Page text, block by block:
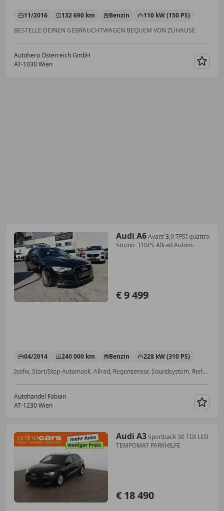
11/2016 132 690 km Benzin
110 kW (150 PS)
BESTELLE DEINEN GEBRAUCHTWAGEN BEQUEM VON ZUHAUSE
Autohero Österreich GmbH
AT-1030 Wien
Audi A6Avant 3,0 TFSI quattro
Stronic 310PS Allrad Autom.
€ 9 499
04/2014 240 000 km Benzin
228 kW (310 PS)
Isofix, Start/Stop-Automatik, Allrad, Regensensor, Soundsystem, Reifendruckkontrollsystem, Sitzheizung, Tempomat
Autohandel Fabian
AT-1230 Wien
Audi A3Sportback 30 TDI LED
TEMPOMAT PARKHILFE
€ 18 490